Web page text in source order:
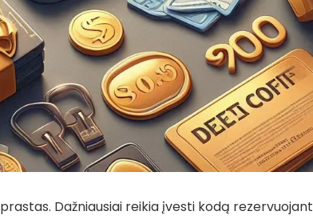
Dažniausiai reikia įvesti kodą rezervuojant